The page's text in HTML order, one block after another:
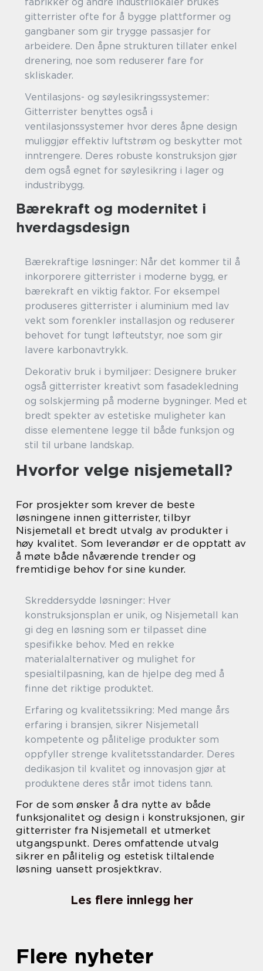
gitterrister ofte for å bygge plattformer og
gangbaner som gir trygge passasjer for
arbeidere. Den åpne strukturen tillater enkel
drenering, noe som reduserer fare for
skliskader.
Ventilasjons- og søylesikringssystemer:
Gitterrister benyttes også i
ventilasjonssystemer hvor deres åpne design
muliggjør effektiv luftstrøm og beskytter mot
inntrengere. Deres robuste konstruksjon gjør
dem også egnet for søylesikring i lager og
industribygg.
Bærekraft og modernitet i
hverdagsdesign
Bærekraftige løsninger: Når det kommer til å
inkorporere gitterrister i moderne bygg, er
bærekraft en viktig faktor. For eksempel
produseres gitterrister i aluminium med lav
vekt som forenkler installasjon og reduserer
behovet for tungt løfteutstyr, noe som gir
lavere karbonavtrykk.
Dekorativ bruk i bymiljøer: Designere bruker
også gitterrister kreativt som fasadekledning
og solskjerming på moderne bygninger. Med et
bredt spekter av estetiske muligheter kan
disse elementene legge til både funksjon og
stil til urbane landskap.
Hvorfor velge nisjemetall?
For prosjekter som krever de beste
løsningene innen gitterrister, tilbyr
Nisjemetall et bredt utvalg av produkter i
høy kvalitet. Som leverandør er de opptatt av
å møte både nåværende trender og
fremtidige behov for sine kunder.
Skreddersydde løsninger: Hver
konstruksjonsplan er unik, og Nisjemetall kan
gi deg en løsning som er tilpasset dine
spesifikke behov. Med en rekke
materialalternativer og mulighet for
spesialtilpasning, kan de hjelpe deg med å
finne det riktige produktet.
Erfaring og kvalitetssikring: Med mange års
erfaring i bransjen, sikrer Nisjemetall
kompetente og pålitelige produkter som
oppfyller strenge kvalitetsstandarder. Deres
dedikasjon til kvalitet og innovasjon gjør at
produktene deres står imot tidens tann.
For de som ønsker å dra nytte av både
funksjonalitet og design i konstruksjonen, gir
gitterrister fra Nisjemetall et utmerket
utgangspunkt. Deres omfattende utvalg
sikrer en pålitelig og estetisk tiltalende
løsning uansett prosjektkrav.
Les flere innlegg her
Flere nyheter